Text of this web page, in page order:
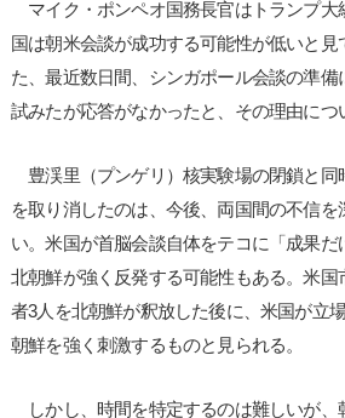
マイク・ポンペオ国務長官はトランプ大
国は朝米会談が成功する可能性が低いと見
た、最近数日間、シンガポール会談の準
試みたが応答がなかったと、その理由につ
豊渓里（プンゲリ）核実験場の閉鎖と同
を取り消したのは、今後、両国間の不信
い。米国が首脳会談自体をテコに「成果だ
北朝鮮が強く反発する可能性もある。米国
者3人を北朝鮮が釈放した後に、米国が立
朝鮮を強く刺激するものと見られる。
しかし、時間を特定するのは難しいが、